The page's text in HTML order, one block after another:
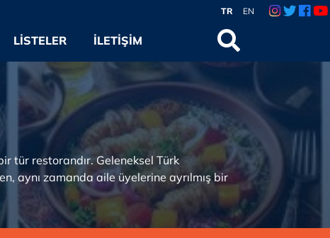
TR EN
LISTELER İLETIŞIM
tür restorandır. Geleneksel Türk
aynı zamanda aile üyelerine ayrılmış bir